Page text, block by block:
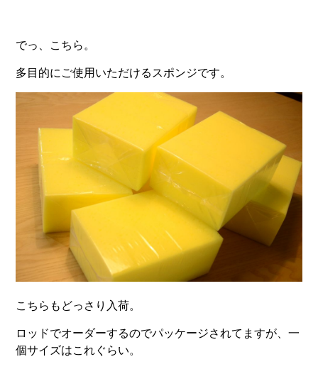
でっ、こちら。
多目的にご使用いただけるスポンジです。
こちらもどっさり入荷。
ロッドでオーダーするのでパッケージされてますが、一
個サイズはこれぐらい。